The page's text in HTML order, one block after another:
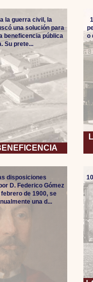
la guerra civil, la
una solución para
beneficencia pública
Su prete...
o
disposiciones
D. Federico Gómez
de 1900, se
una d...